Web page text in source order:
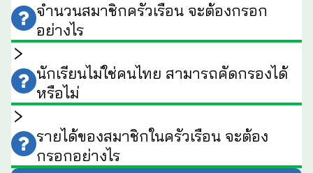
จำนวนสมาชิกครัวเรือน จะต้องกรอก
อย่างไร
นักเรียนไม่ใช่คนไทย สามารถคัดกรองได้
หรือไม่
รายได้ของสมาชิกในครัวเรือน จะต้อง
กรอกอย่างไร